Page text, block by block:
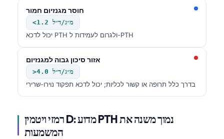
חוסר מגנזיום חמור
<1.2 מ״ג/ד״ל
יכול לדכא PTH ולגרום לעמידות ל-PTH
אזור סיכון גבוה למגנזיום
>4.0 מ״ג/ד״ל
בדרך כלל תרופה או קשור לכליות; יכול לדכא תפקוד נוירו-שרירי
רמזי ויטמין D: מדוע PTH נמוך משנה את
המשמעות